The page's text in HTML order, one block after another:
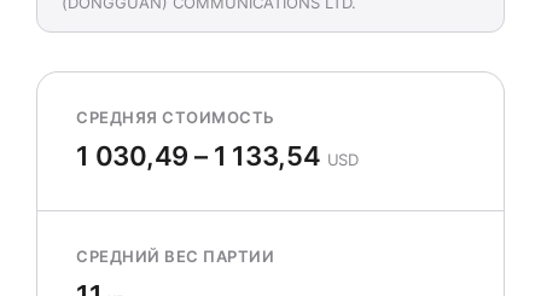
СРЕДНЯЯ СТОИМОСТЬ
1 030,49 – 1 133,54 USD
СРЕДНИЙ ВЕС ПАРТИИ